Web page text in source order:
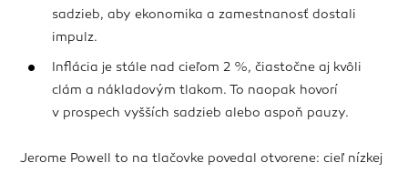
sadzieb, aby ekonomika a zamestnanosť dostali
impulz.
Inflácia je stále nad cieľom 2 %, čiastočne aj kvôli
clám a nákladovým tlakom. To naopak hovorí
v prospech vyšších sadzieb alebo aspoň pauzy.
Jerome Powell to na tlačovke povedal otvorene: cieľ nízkej